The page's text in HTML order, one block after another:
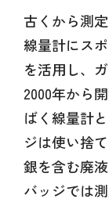
古くから測
線量計にス
を活用し、
2000年から
ばく線量計
ジは使い捨
銀を含む廃
バッジでは